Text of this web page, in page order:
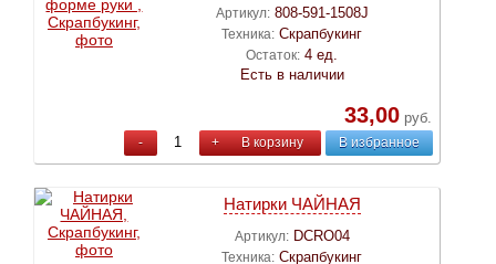
Артикул: 808-591-1508J
Техника: Скрапбукинг
Остаток: 4 ед.
Есть в наличии
33,00руб.
- + В корзину В избранное
Натирки ЧАЙНАЯ
Артикул: DCRO04
Техника: Скрапбукинг